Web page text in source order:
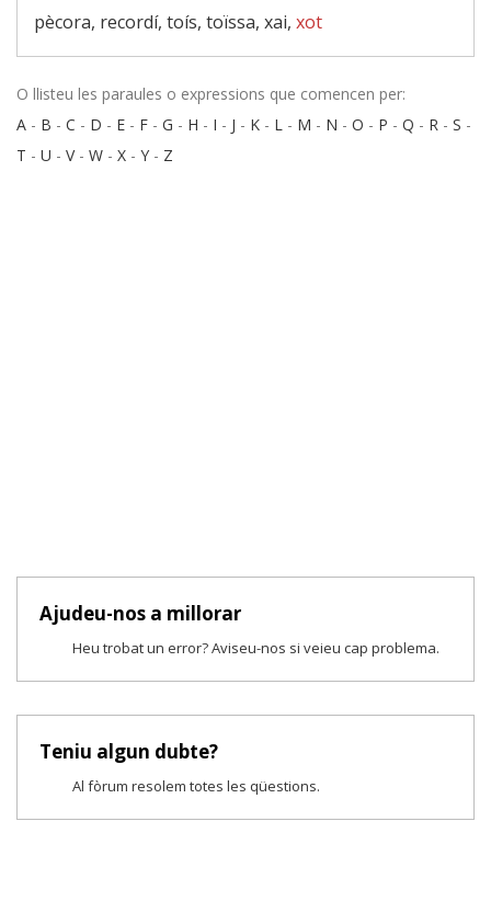
pècora, recordí, toís, toïssa, xai, xot
O llisteu les paraules o expressions que comencen per:
A - B - C - D - E - F - G - H - I - J - K - L - M - N - O - P - Q - R - S -
T - U - V- W - X - Y - Z
Ajudeu-nos a millorar
Heu trobat un error? Aviseu-nos si veieu cap problema.
Teniu algun dubte?
Al fòrum resolem totes les qüestions.